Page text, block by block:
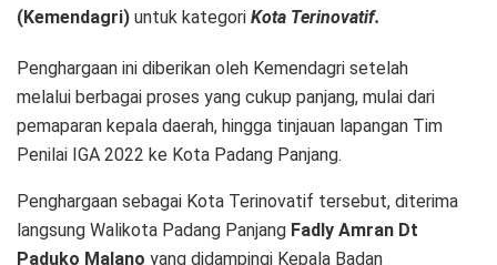
(Kemendagri) untuk kategori Kota Terinovatif.
Penghargaan ini diberikan oleh Kemendagri setelah
melalui berbagai proses yang cukup panjang, mulai dari
pemaparan kepala daerah, hingga tinjauan lapangan Tim
Penilai IGA 2022 ke Kota Padang Panjang.
Penghargaan sebagai Kota Terinovatif tersebut, diterima
langsung Walikota Padang Panjang Fadly Amran Dt
Paduko Malano yang didampingi Kepala Badan